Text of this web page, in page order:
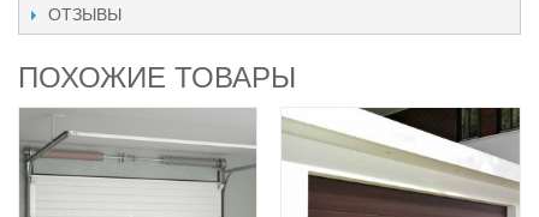
ОТЗЫВЫ
ПОХОЖИЕ ТОВАРЫ